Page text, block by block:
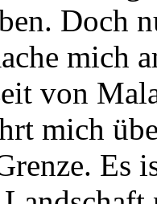
mich
von
mich
Es